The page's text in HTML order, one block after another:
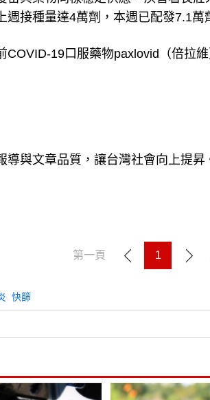
週接種量達4萬劑，本週已配發7.1
COVID-19口服藥物paxlovid（倍拉
導與文章品質，讓台灣社會向上提昇
第一頁 1
快篩